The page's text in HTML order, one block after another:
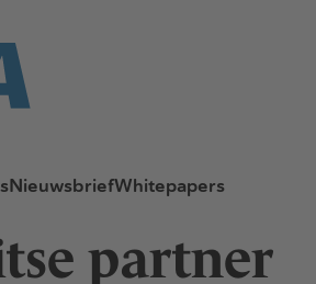
NieuwsbriefWhitepapers
partner